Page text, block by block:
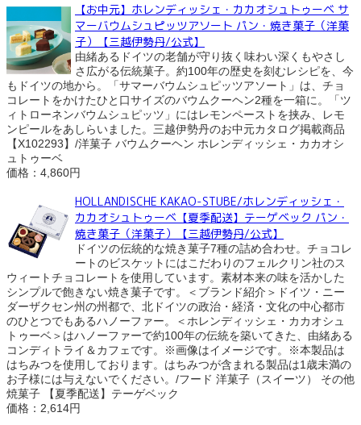
【お中元】ホレンディッシェ・カカオシュトゥーベ サ
マーバウムシュピッツアソート パン・焼き菓子（洋菓
子）【三越伊勢丹/公式】
由緒あるドイツの老舗が守り抜く味わい深くもやさし
さ広がる伝統菓子。約100年の歴史を刻むレシピを、今
もドイツの地から。「サマーバウムシュピッツアソート」は、チョ
コレートをかけたひと口サイズのバウムクーヘン2種を一箱に。「ツ
ィトローネンバウムシュピッツ」にはレモンペーストを挟み、レモ
ンピールをあしらいました。三越伊勢丹のお中元カタログ掲載商品
【X102293】/洋菓子 バウムクーヘン ホレンディッシェ・カカオシ
ュトゥーベ
価格：4,860円
HOLLANDISCHE KAKAO-STUBE/ホレンディッシェ・
カカオシュトゥーベ【夏季配送】テーゲベック パン・
焼き菓子（洋菓子）【三越伊勢丹/公式】
ドイツの伝統的な焼き菓子7種の詰め合わせ。チョコレ
ートのビスケットにはこだわりのフェルクリン社のス
ウィートチョコレートを使用しています。素材本来の味を活かした
シンプルで飽きない焼き菓子です。＜ブランド紹介＞ドイツ・ニー
ダーザクセン州の州都で、北ドイツの政治・経済・文化の中心都市
のひとつでもあるハノーファー。＜ホレンディッシェ・カカオシュ
トゥーベ＞はハノーファーで約100年の伝統を築いてきた、由緒ある
コンディトライ＆カフェです。※画像はイメージです。※本製品は
はちみつを使用しております。はちみつが含まれる製品は1歳未満の
お子様には与えないでください。/フード 洋菓子（スイーツ） その他
焼菓子 【夏季配送】テーゲベック
価格：2,614円